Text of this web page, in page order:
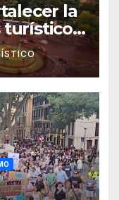
la